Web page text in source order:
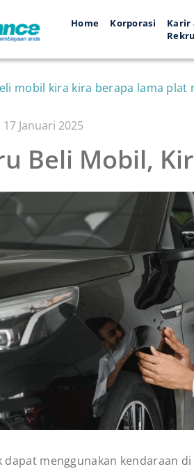
Home Korporasi
Karir
mobil kira kira berapa lama plat
17 Januari 2025
Beli Mobil,
dapat menggunakan kendaraan